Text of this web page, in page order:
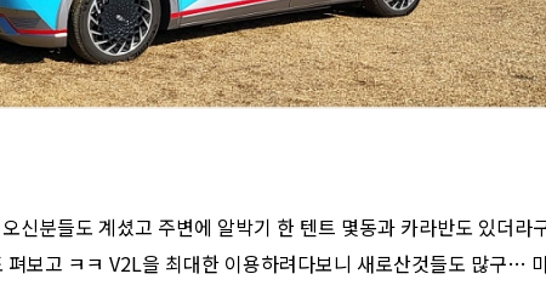
신분들도 계셨고 주변에 알박기 한 텐트 몇동과 카라반도 있더
보고 ㅋㅋ V2L을 최대한 이용하려다보니 새로산것들도 많구…